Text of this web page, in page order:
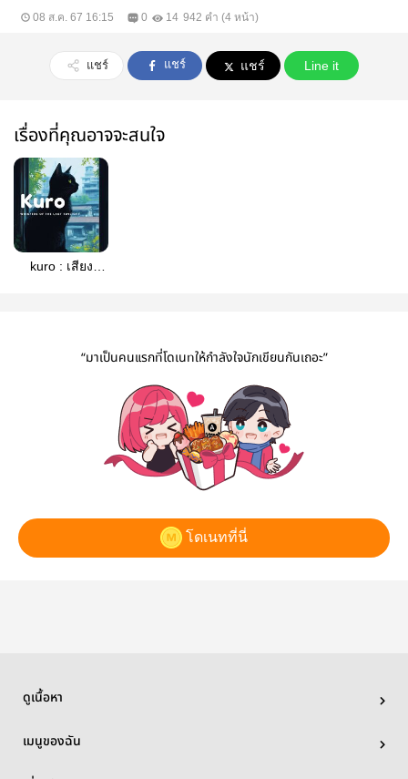
08 ส.ค. 67 16:15 0 14 942 คำ (4 หน้า)
แชร์ แชร์ แชร์ Line it
เรื่องที่คุณอาจจะสนใจ
kuro : เสียง
“มาเป็นคนแรกที่โดเนทให้กำลังใจนักเขียนกันเถอะ”
โดเนทที่นี่
ดูเนื้อหา
เมนูของฉัน